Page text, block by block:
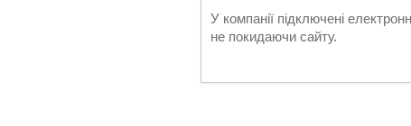
У компанії підключені
не покидаючи сайту.